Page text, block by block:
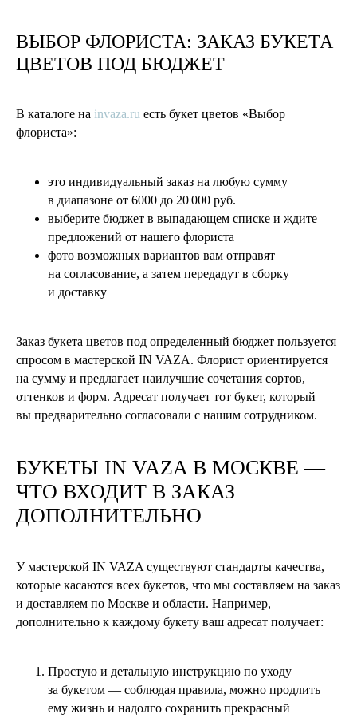
ВЫБОР ФЛОРИСТА: ЗАКАЗ БУКЕТА
ЦВЕТОВ ПОД БЮДЖЕТ
В каталоге на invaza.ru есть букет цветов «Выбор
флориста»:
это индивидуальный заказ на любую сумму
в диапазоне от 6000 до 20 000 руб.
выберите бюджет в выпадающем списке и ждите
предложений от нашего флориста
фото возможных вариантов вам отправят
на согласование, а затем передадут в сборку
и доставку
Заказ букета цветов под определенный бюджет пользуется
спросом в мастерской IN VAZA. Флорист ориентируется
на сумму и предлагает наилучшие сочетания сортов,
оттенков и форм. Адресат получает тот букет, который
вы предварительно согласовали с нашим сотрудником.
БУКЕТЫ IN VAZA В МОСКВЕ —
ЧТО ВХОДИТ В ЗАКАЗ
ДОПОЛНИТЕЛЬНО
У мастерской IN VAZA существуют стандарты качества,
которые касаются всех букетов, что мы составляем на заказ
и доставляем по Москве и области. Например,
дополнительно к каждому букету ваш адресат получает:
Простую и детальную инструкцию по уходу
за букетом — соблюдая правила, можно продлить
ему жизнь и надолго сохранить прекрасный